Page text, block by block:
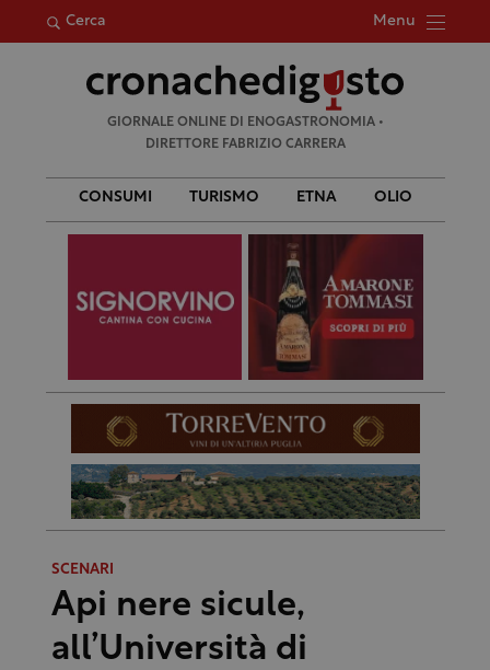
Cerca Menu
per:
GIORNALE ONLINE DI ENOGASTRONOMIA •
DIRETTORE FABRIZIO CARRERA
CONSUMI TURISMO ETNA OLIO
SCENARI
Api nere sicule,
all’Università di